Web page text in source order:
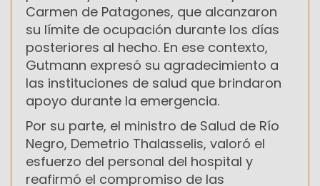
Carmen de Patagones, que alcanzaron
su límite de ocupación durante los días
posteriores al hecho. En ese contexto,
Gutmann expresó su agradecimiento a
las instituciones de salud que brindaron
apoyo durante la emergencia.
Por su parte, el ministro de Salud de Río
Negro, Demetrio Thalasselis, valoró el
esfuerzo del personal del hospital y
reafirmó el compromiso de las